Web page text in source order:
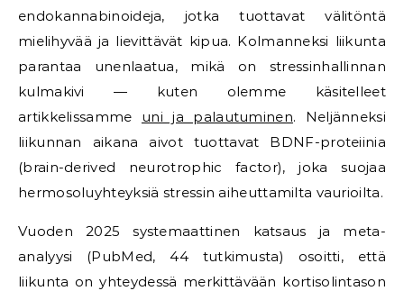
endokannabinoideja, jotka tuottavat välitöntä
mielihyvää ja lievittävät kipua. Kolmanneksi liikunta
parantaa unenlaatua, mikä on stressinhallinnan
kulmakivi — kuten olemme käsitelleet
artikkelissamme uni ja palautuminen. Neljänneksi
liikunnan aikana aivot tuottavat BDNF-proteiinia
(brain-derived neurotrophic factor), joka suojaa
hermosoluyhteyksiä stressin aiheuttamilta vaurioilta.
Vuoden 2025 systemaattinen katsaus ja meta-
analyysi (PubMed, 44 tutkimusta) osoitti, että
liikunta on yhteydessä merkittävään kortisolintason